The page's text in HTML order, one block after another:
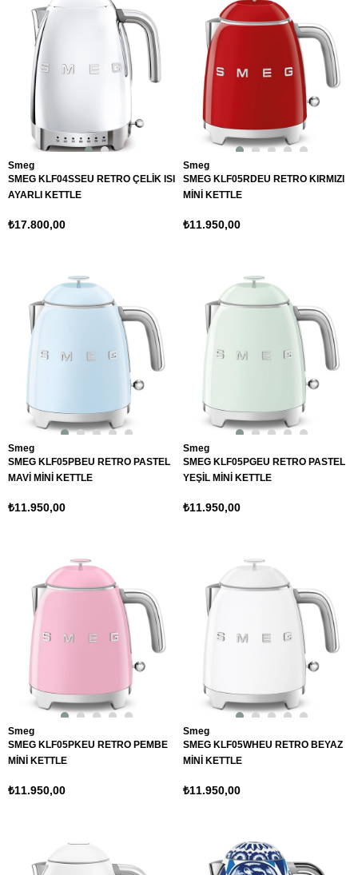
Smeg
SMEG KLF04SSEU RETRO ÇELİK ISI
AYARLI KETTLE
₺17.800,00
Smeg
SMEG KLF05RDEU RETRO KIRMIZI
MİNİ KETTLE
₺11.950,00
Smeg
SMEG KLF05PBEU RETRO PASTEL
MAVİ MİNİ KETTLE
₺11.950,00
Smeg
SMEG KLF05PGEU RETRO PASTEL
YEŞİL MİNİ KETTLE
₺11.950,00
Smeg
SMEG KLF05PKEU RETRO PEMBE
MİNİ KETTLE
₺11.950,00
Smeg
SMEG KLF05WHEU RETRO BEYAZ
MİNİ KETTLE
₺11.950,00